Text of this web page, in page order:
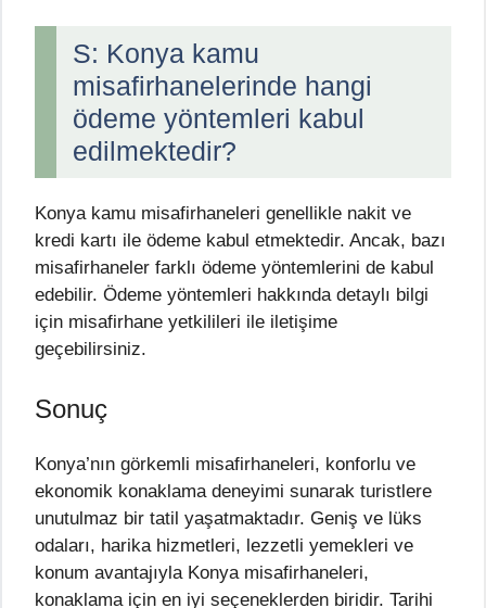
S: Konya kamu
misafirhanelerinde hangi
ödeme yöntemleri kabul
edilmektedir?
Konya kamu misafirhaneleri genellikle nakit ve
kredi kartı ile ödeme kabul etmektedir. Ancak, bazı
misafirhaneler farklı ödeme yöntemlerini de kabul
edebilir. Ödeme yöntemleri hakkında detaylı bilgi
için misafirhane yetkilileri ile iletişime
geçebilirsiniz.
Sonuç
Konya’nın görkemli misafirhaneleri, konforlu ve
ekonomik konaklama deneyimi sunarak turistlere
unutulmaz bir tatil yaşatmaktadır. Geniş ve lüks
odaları, harika hizmetleri, lezzetli yemekleri ve
konum avantajıyla Konya misafirhaneleri,
konaklama için en iyi seçeneklerden biridir. Tarihi